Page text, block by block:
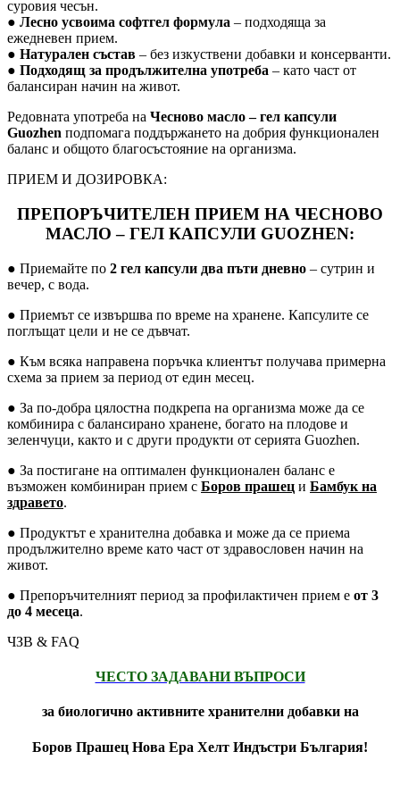
суровия чесън.
● Лесно усвоима софтгел формула – подходяща за
ежедневен прием.
● Натурален състав – без изкуствени добавки и консерванти.
● Подходящ за продължителна употреба – като част от
балансиран начин на живот.
Редовната употреба на Чесново масло – гел капсули
Guozhen подпомага поддържането на добрия функционален
баланс и общото благосъстояние на организма.
ПРИЕМ И ДОЗИРОВКА:
ПРЕПОРЪЧИТЕЛЕН ПРИЕМ НА ЧЕСНОВО
МАСЛО – ГЕЛ КАПСУЛИ GUOZHEN:
● Приемайте по 2 гел капсули два пъти дневно – сутрин и
вечер, с вода.
● Приемът се извършва по време на хранене. Капсулите се
поглъщат цели и не се дъвчат.
● Към всяка направена поръчка клиентът получава примерна
схема за прием за период от един месец.
● За по-добра цялостна подкрепа на организма може да се
комбинира с балансирано хранене, богато на плодове и
зеленчуци, както и с други продукти от серията Guozhen.
● За постигане на оптимален функционален баланс е
възможен комбиниран прием с Боров прашец и Бамбук на
здравето.
● Продуктът е хранителна добавка и може да се приема
продължително време като част от здравословен начин на
живот.
● Препоръчителният период за профилактичен прием е от 3
до 4 месеца.
ЧЗВ & FAQ
ЧЕСТО ЗАДАВАНИ ВЪПРОСИ
за биологично активните хранителни добавки на
Боров Прашец Нова Ера Хелт Индъстри България!